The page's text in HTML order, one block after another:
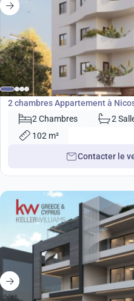
€289 000
Appartement
2 chambres Appartement à
2 Chambres
2
102 m²
Contacter le